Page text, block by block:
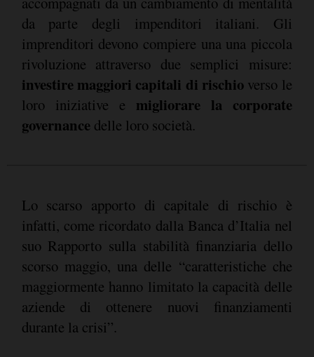
da parte degli impenditori italiani. Gli
imprenditori devono compiere una una piccola
rivoluzione attraverso due semplici misure:
investire maggiori capitali di rischioverso le
loro iniziative e migliorare la corporate
governance delle loro società.
Lo scarso apporto di capitale di rischio è
infatti, come ricordato dalla Banca d’Italia nel
suo Rapporto sulla stabilità finanziaria dello
scorso maggio, una delle “caratteristiche che
maggiormente hanno limitato la capacità delle
aziende di ottenere nuovi finanziamenti
durante la crisi”.